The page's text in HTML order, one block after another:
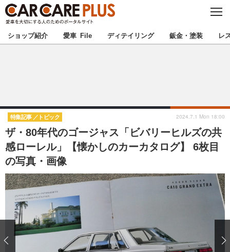
C
S
E
★カーケアプラス認定★ 厳選プロショップを地域から探す
甲信越 北陸
東海 関西
中国
九州
注目の記事
ショップレポート 愛車 File
ディテイリング
ショップ紹介 愛車 File ディテイリング 鈑金・塗装 レ
ザ・80年代のゴージャス「ビバリーヒルズの共
感ローレル」【懐かしのカーカタログ】 6枚目
の写真・画像
特集記事 トピック 2024.7.1 Mon 18:00